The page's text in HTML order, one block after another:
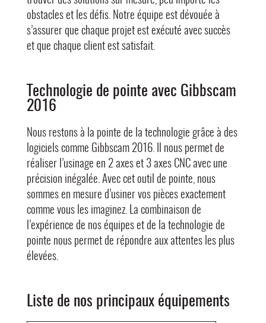
obstacles et les défis. Notre équipe est dévouée à
s’assurer que chaque projet est exécuté avec succès
et que chaque client est satisfait.
Technologie de pointe avec Gibbscam
2016
Nous restons à la pointe de la technologie grâce à des
logiciels comme Gibbscam 2016. Il nous permet de
réaliser l’usinage en 2 axes et 3 axes CNC avec une
précision inégalée. Avec cet outil de pointe, nous
sommes en mesure d’usiner vos pièces exactement
comme vous les imaginez. La combinaison de
l’expérience de nos équipes et de la technologie de
pointe nous permet de répondre aux attentes les plus
élevées.
Liste de nos principaux équipements